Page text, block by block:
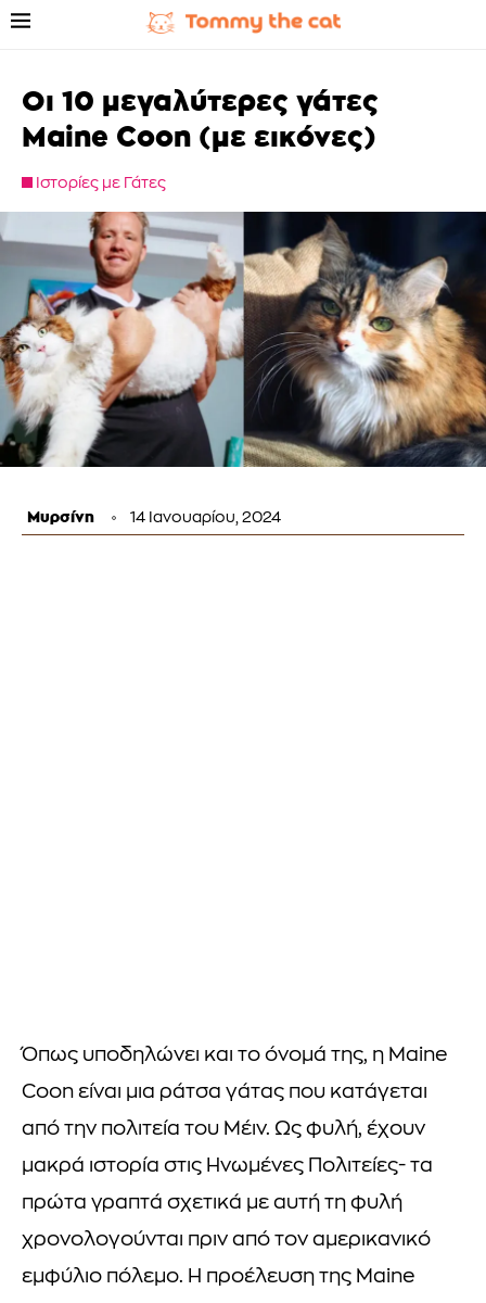
Οι 10 μεγαλύτερες γάτες
Maine Coon (με εικόνες)
Ιστορίες με Γάτες
Μυρσίνη 14 Ιανουαρίου, 2024
Όπως υποδηλώνει και το όνομά της, η Maine
Coon είναι μια ράτσα γάτας που κατάγεται
από την πολιτεία του Μέιν. Ως φυλή, έχουν
μακρά ιστορία στις Ηνωμένες Πολιτείες- τα
πρώτα γραπτά σχετικά με αυτή τη φυλή
χρονολογούνται πριν από τον αμερικανικό
εμφύλιο πόλεμο. Η προέλευση της Maine